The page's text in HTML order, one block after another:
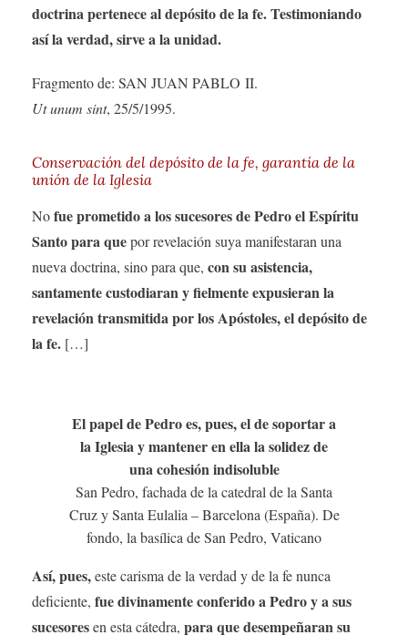
doctrina pertenece al depósito de la fe. Testimoniando
así la verdad, sirve a la unidad.
Fragmento de: SAN JUAN PABLO II.
Ut unum sint, 25/5/1995.
Conservación del depósito de la fe, garantía de la
unión de la Iglesia
Nofue prometido a los sucesores de Pedro el Espíritu
Santo para quepor revelación suya manifestaran una
nueva doctrina, sino para que, con su asistencia,
santamente custodiaran y fielmente expusieran la
revelación transmitida por los Apóstoles, el depósito de
la fe.[…]
El papel de Pedro es, pues, el de soportar a
la Iglesia y mantener en ella la solidez de
una cohesión indisoluble
San Pedro, fachada de la catedral de la Santa
Cruz y Santa Eulalia – Barcelona (España). De
fondo, la basílica de San Pedro, Vaticano
Así, pues,este carisma de la verdad y de la fe nunca
deficiente, fue divinamente conferido a Pedro y a sus
sucesoresen esta cátedra, para que desempeñaran su